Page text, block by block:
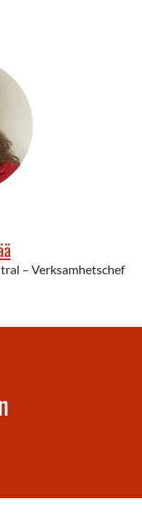
– Verksamhetschef